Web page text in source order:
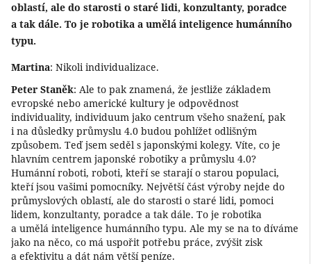
oblastí, ale do starosti o staré lidi, konzultanty, poradce
a tak dále. To je robotika a umělá inteligence humánního
typu.
Martina: Nikoli individualizace.
Peter Staněk: Ale to pak znamená, že jestliže základem
evropské nebo americké kultury je odpovědnost
individuality, individuum jako centrum všeho snažení, pak
i na důsledky průmyslu 4.0 budou pohlížet odlišným
způsobem. Teď jsem seděl s japonskými kolegy. Víte, co je
hlavním centrem japonské robotiky a průmyslu 4.0?
Humánní roboti, roboti, kteří se starají o starou populaci,
kteří jsou vašimi pomocníky. Největší část výroby nejde do
průmyslových oblastí, ale do starosti o staré lidi, pomoci
lidem, konzultanty, poradce a tak dále. To je robotika
a umělá inteligence humánního typu. Ale my se na to díváme
jako na něco, co má uspořit potřebu práce, zvýšit zisk
a efektivitu a dát nám větší peníze.